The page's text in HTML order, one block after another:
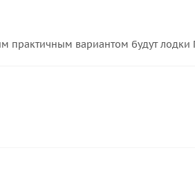
практичным вариантом будут